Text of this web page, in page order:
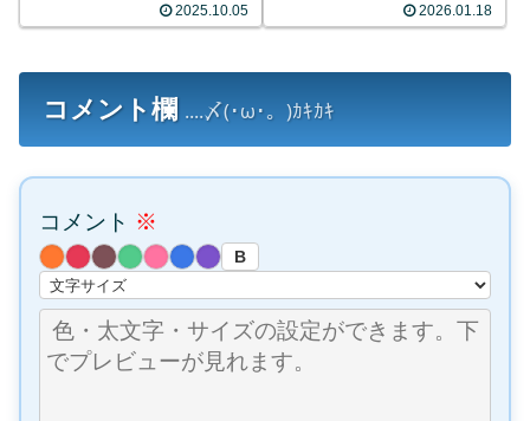
2025.10.05 2026.01.18
コメント欄 ....〆(･ω･。)ｶｷｶｷ
コメント ※
B